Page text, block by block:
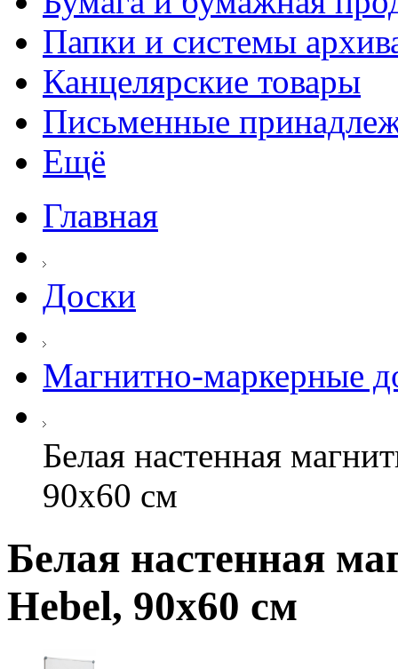
Папки и системы
Канцелярские товары
Письменные
Ещё
Главная
Доски
Магнитно-маркерные
Белая настенная
90х60 см
Белая настенная
Hebel, 90х60 см